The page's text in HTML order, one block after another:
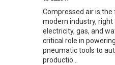
Compressed air is
modern industry, right
electricity, gas, and
critical role in
pneumatic tools to
productio...